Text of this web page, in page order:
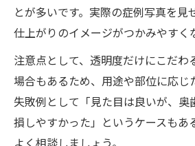
とが多いです。実際の症例写真を見
仕上がりのイメージがつかみやすく
注意点として、透明度だけにこだわ
場合もあるため、用途や部位に応じ
失敗例として「見た目は良いが、奥
損しやすかった」というケースもあ
よく相談しましょう。